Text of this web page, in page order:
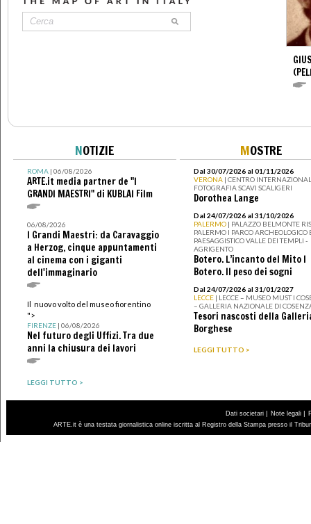
NOTIZIE
ROMA| 06/08/2026
ARTE.it media partner de "I
GRANDI MAESTRI" di KUBLAI Film
06/08/2026
I Grandi Maestri: da Caravaggio
a Herzog, cinque appuntamenti
al cinema con i giganti
dell'immaginario
Il nuovo volto del museo fiorentino
">
FIRENZE| 06/08/2026
Nel futuro degli Uffizi. Tra due
anni la chiusura dei lavori
LEGGI TUTTO >
MOSTRE
Dal 30/07/2026 al 01/11/2026
VERONA | CENTRO
FOTOGRAFIA SCAVI SCALIGERI
Dorothea Lange
Dal 24/07/2026 al 31/10/2026
PALERMO | PALAZZO BELMONTE
PALERMO I PARCO ARCHEOLOGICO
PAESAGGISTICO VALLE DEI TEMPLI -
AGRIGENTO
Botero. L’incanto del Mito I
Botero. Il peso dei sogni
Dal 24/07/2026 al 31/01/2027
LECCE | LECCE – MUSEO MUST I
– GALLERIA NAZIONALE DI
Tesori nascosti della
Borghese
LEGGI TUTTO >
Dati societari | Note legali |
ARTE.it è una testata giornalistica online iscritta al Registro della Stampa presso il